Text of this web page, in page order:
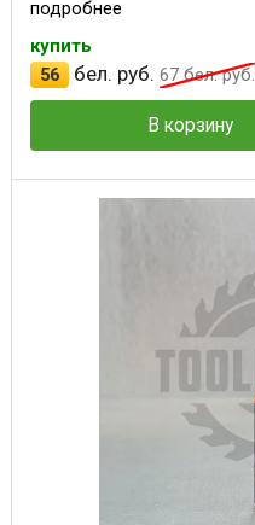
подробнее
купить
56
бел. руб. 67бел. руб.
В корзину